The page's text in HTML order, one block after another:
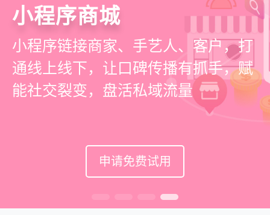
美容美发管理系统
店务+拓客+020一体化，一站式解决
美发门店经营管理需求
申请免费试用
高效管理店务
提供从会员、预约、收银、报表等业
务全流程一体化SAAS服务，显著提升
管理效率，降低经营成本
申请免费试用
社交裂变拓客
基于拼团、砍价、分销、异业合作等
网红社交营销玩法，海量爆款方案一
键套用，快速引爆门店客流
申请免费试用
小程序商城
小程序链接商家、手艺人、客户，打
通线上线下，让口碑传播有抓手，赋
能社交裂变，盘活私域流量
申请免费试用